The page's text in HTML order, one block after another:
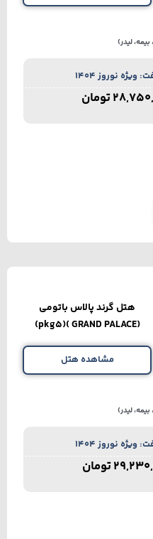
لیدر)
ویژه نوروز 1404
تومان
هتل گرند پالاس باتومی
(GRAND PALACE )(pkg5)
مشاهده هتل
لیدر)
ویژه نوروز 1404
تومان